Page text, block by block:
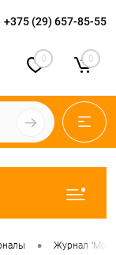
+375 (29) 657-85-55
0 0
• Журнал "Мод"